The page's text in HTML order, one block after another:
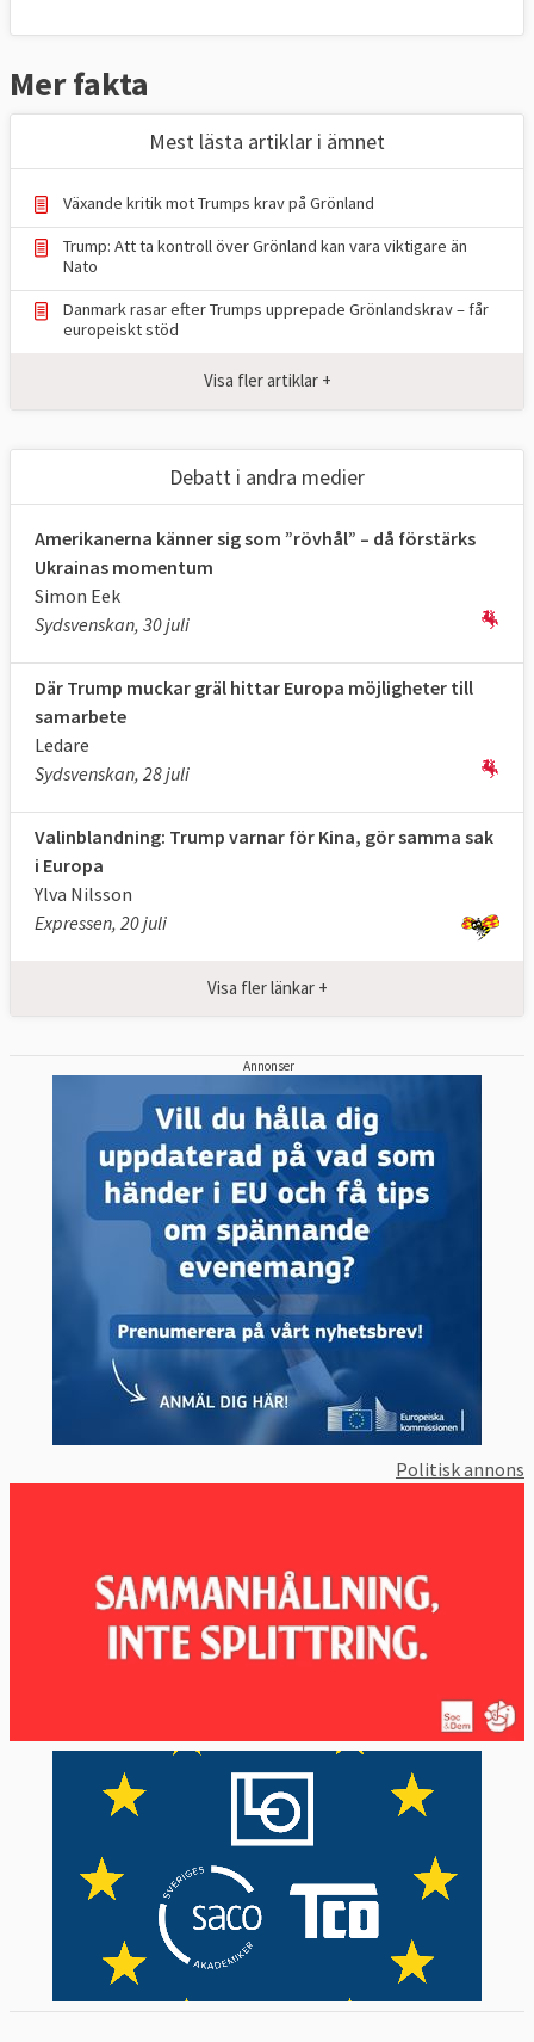
Mer fakta
Mest lästa artiklar i ämnet
Växande kritik mot Trumps krav på Grönland
Trump: Att ta kontroll över Grönland kan vara viktigare än
Nato
Danmark rasar efter Trumps upprepade Grönlandskrav – får
europeiskt stöd
Visa fler artiklar +
Debatt i andra medier
Amerikanerna känner sig som ”rövhål” – då förstärks
Ukrainas momentum
Simon Eek
Sydsvenskan, 30 juli
Där Trump muckar gräl hittar Europa möjligheter till
samarbete
Ledare
Sydsvenskan, 28 juli
Valinblandning: Trump varnar för Kina, gör samma sak
i Europa
Ylva Nilsson
Expressen, 20 juli
Visa fler länkar +
Annonser
Politisk annons